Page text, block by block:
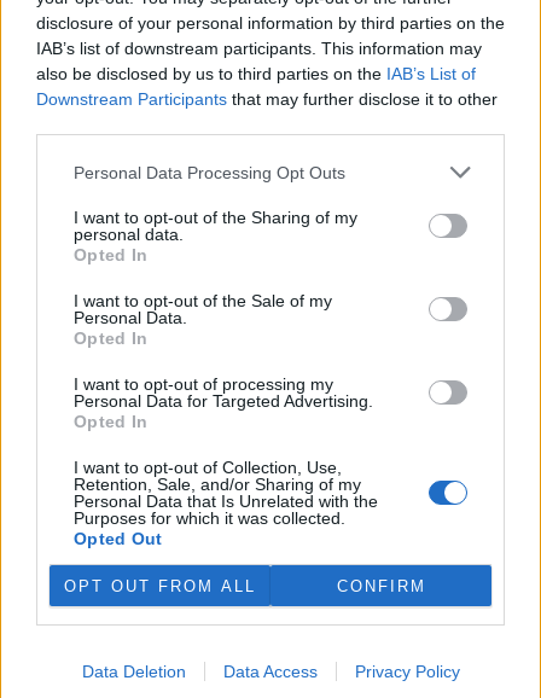
disclosure of your personal information by third parties on the
IAB’s list of downstream participants. This information may
also be disclosed by us to third parties on the IAB’s List of
Downstream Participants that may further disclose it to other
Personal Data Processing Opt Outs
I want to opt-out of the Sharing of my
personal data.
Opted In
I want to opt-out of the Sale of my
Personal Data.
Opted In
I want to opt-out of processing my
Personal Data for Targeted Advertising.
Opted In
I want to opt-out of Collection, Use,
Retention, Sale, and/or Sharing of my
Personal Data that Is Unrelated with the
Purposes for which it was collected.
Opted Out
OPT OUT FROM ALL CONFIRM
Data Deletion Data Access Privacy Policy
využili, k referendu přišli a svobodně vyslovili vlastní názor.
Článek nevyjadřuje stanovisko MŽP.
reklama
Autor je tajemníkem ministra životního prostředí. Článek